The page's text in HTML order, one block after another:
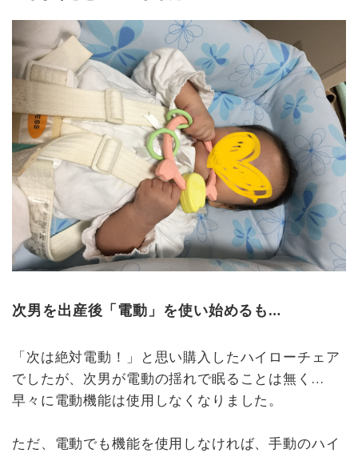
次男を出産後「電動」を使い始めるも…
「次は絶対電動！」と思い購入したハイローチェア
でしたが、次男が電動の揺れで眠ることは無く…
早々に電動機能は使用しなくなりました。
ただ、電動でも機能を使用しなければ、手動のハイ